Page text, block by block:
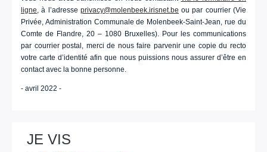
ligne , à l’adresse privacy@molenbeek.irisnet.be ou par courrier (Vie
Privée, Administration Communale de Molenbeek-Saint-Jean, rue du
Comte de Flandre, 20 – 1080 Bruxelles). Pour les communications
par courrier postal, merci de nous faire parvenir une copie du recto
votre carte d’identité afin que nous puissions nous assurer d’être en
contact avec la bonne personne.
- avril 2022 -
JE VIS